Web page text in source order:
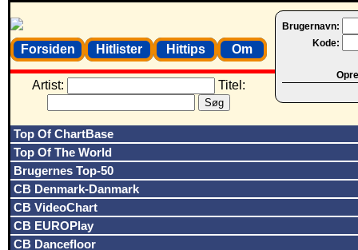
Brugernavn:
Kode:
Forsiden Hitlister Hittips Om
Artist: Titel:
Top Of ChartBase
Top Of The World
Brugernes Top-50
CB Denmark-Danmark
CB VideoChart
CB EUROPlay
CB Dancefloor